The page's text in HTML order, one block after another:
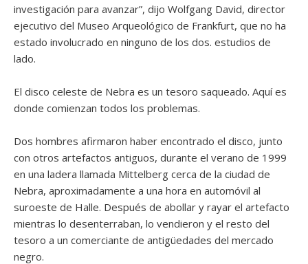
investigación para avanzar”, dijo Wolfgang David, director
ejecutivo del Museo Arqueológico de Frankfurt, que no ha
estado involucrado en ninguno de los dos. estudios de
lado.
El disco celeste de Nebra es un tesoro saqueado. Aquí es
donde comienzan todos los problemas.
Dos hombres afirmaron haber encontrado el disco, junto
con otros artefactos antiguos, durante el verano de 1999
en una ladera llamada Mittelberg cerca de la ciudad de
Nebra, aproximadamente a una hora en automóvil al
suroeste de Halle. Después de abollar y rayar el artefacto
mientras lo desenterraban, lo vendieron y el resto del
tesoro a un comerciante de antigüedades del mercado
negro.